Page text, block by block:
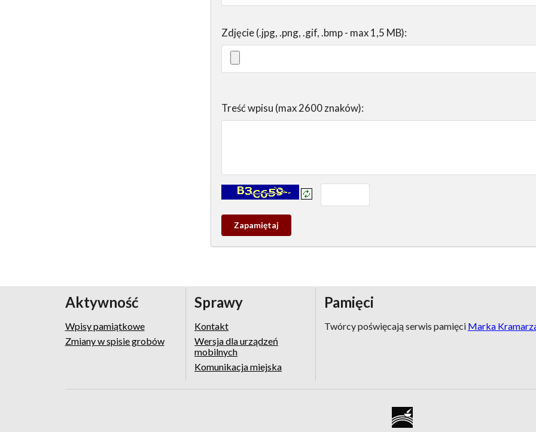
Zdjęcie (.jpg, .png, .gif, .bmp - max 1,5 MB):
Treść wpisu (max 2600 znaków):
Kontrola - wprowadź tekst z obrazka:
Zapamietaj
wpis
Aktywność
Wpisy pamiątkowe
Zmiany w spisie grobów
Sprawy
Kontakt
Wersja dla urządzeń
mobilnych
Komunikacja miejska
Pamięci
Twórcy poświęcają serwis pamięci Marka